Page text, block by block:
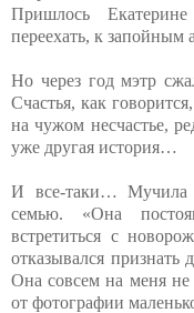
Пришлось
переехать, к запойным
Но через год мэтр
Счастья, как
на чужом несчастье,
уже другая история…
И все-таки… Мучила
семью. «Она
встретиться с
отказывался признать
Она совсем на меня
от фотографии